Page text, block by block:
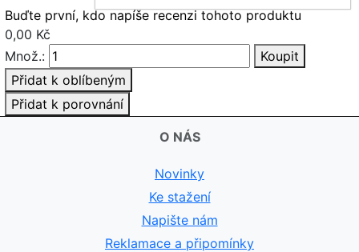
Buďte první, kdo napíše recenzi tohoto produktu
0,00 Kč
Množ.:
Koupit
Přidat k oblíbeným
Přidat k porovnání
O NÁS
Novinky
Ke stažení
Napište nám
Reklamace a připomínky